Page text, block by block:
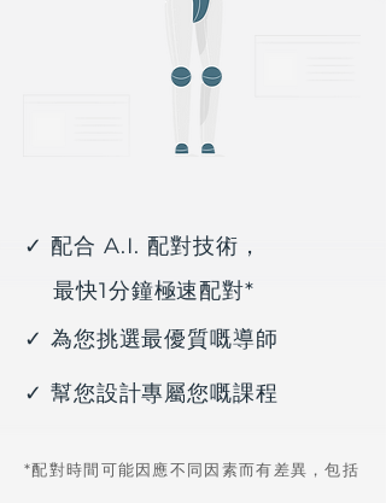
✓ 為您挑選最優質嘅導師
✓ 幫您設計專屬您嘅課程
✓ 配合 A.I. 配對技術，
最快1分鐘極速配對*
*配對時間可能因應不同因素而有差異，包括